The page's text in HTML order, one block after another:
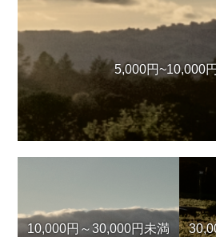
5,000円~10,000
10,000円～30,000円未満